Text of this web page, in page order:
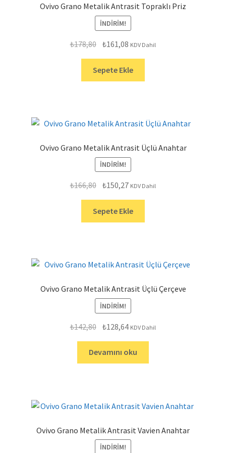
Ovivo Grano Metalik Antrasit Topraklı Priz
İNDIRIM!
₺178,80 Orijinal
₺178,80.
₺161,08 Şu
fiyat:
₺161,08.
KDV Dahil
Sepete Ekle
Ovivo Grano Metalik Antrasit Üçlü Anahtar
İNDIRIM!
₺166,80 Orijinal
fiyat:
₺166,80.
₺150,27Şu
andaki
fiyat:
₺150,27.
KDV Dahil
Sepete Ekle
Ovivo Grano Metalik Antrasit Üçlü Çerçeve
İNDIRIM!
₺142,80 Orijinal
₺142,80.
₺128,64Şu
fiyat:
₺128,64.
KDV Dahil
Devamını oku
Ovivo Grano Metalik Antrasit Vavien Anahtar
İNDIRIM!